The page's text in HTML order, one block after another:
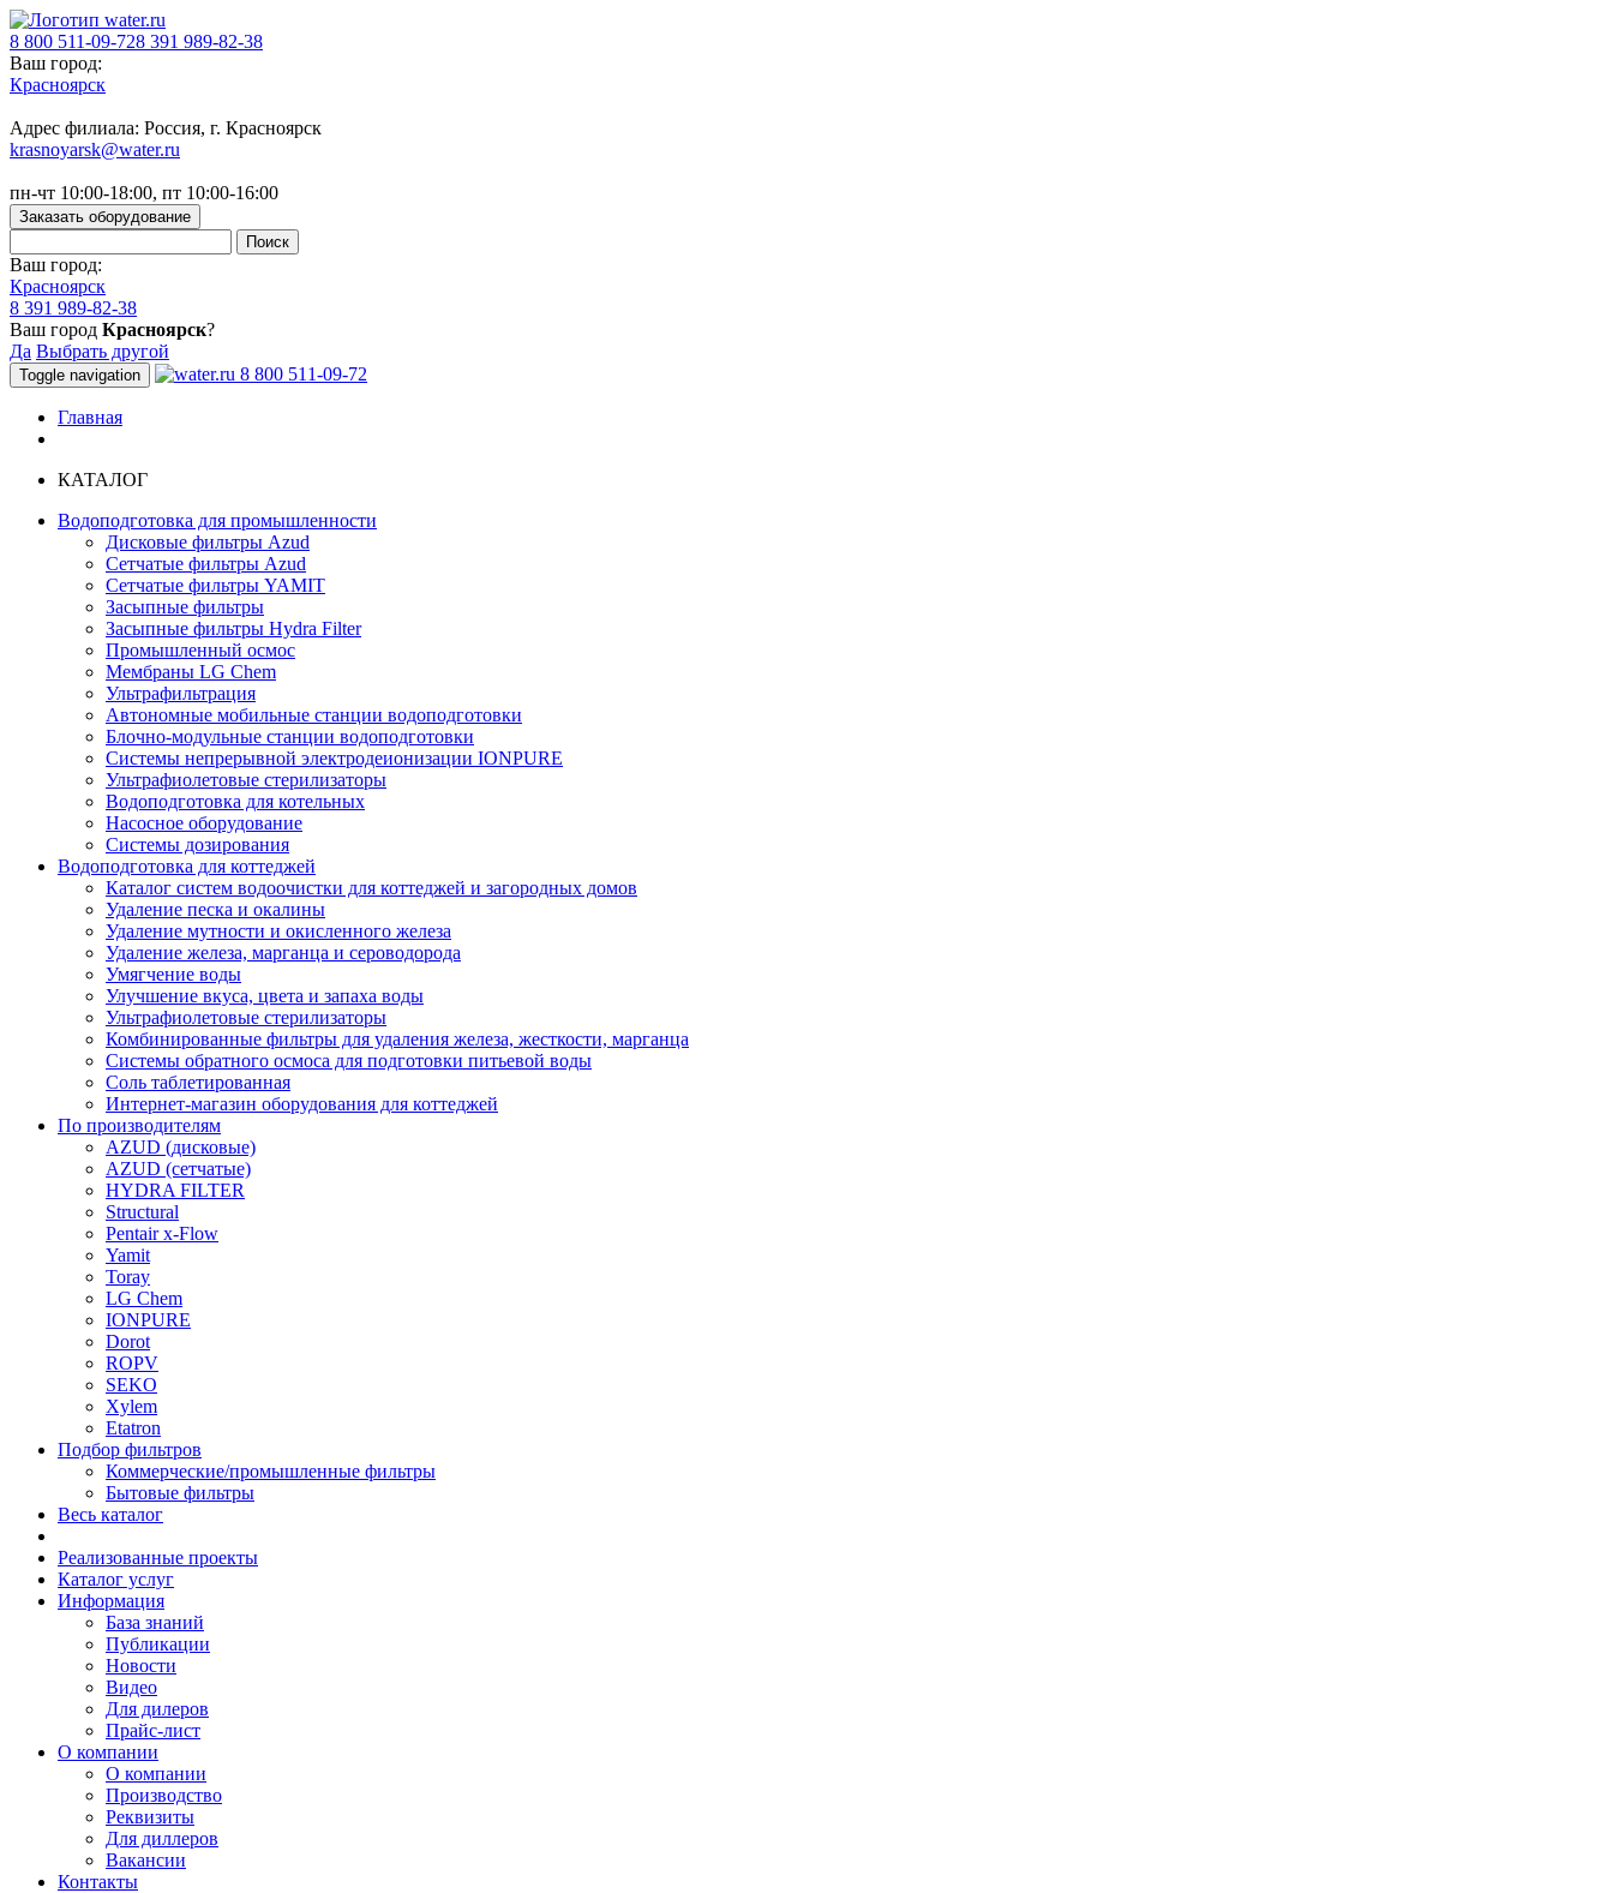
8 800 511-09-728 391 989-82-38
Ваш город:
Красноярск
Адрес филиала: Россия, г. Красноярск
krasnoyarsk@water.ru
пн-чт 10:00-18:00, пт 10:00-16:00
Заказать оборудование
Ваш город:
Красноярск
8 391 989-82-38
Ваш город Красноярск?
Да Выбрать другой
Toggle navigation 8 800 511-09-72
Главная
КАТАЛОГ
Водоподготовка для промышленности
Дисковые фильтры Azud
Сетчатые фильтры Azud
Сетчатые фильтры YAMIT
Засыпные фильтры
Засыпные фильтры Hydra Filter
Промышленный осмос
Мембраны LG Chem
Ультрафильтрация
Автономные мобильные станции водоподготовки
Блочно-модульные станции водоподготовки
Системы непрерывной электродеионизации IONPURE
Ультрафиолетовые стерилизаторы
Водоподготовка для котельных
Насосное оборудование
Системы дозирования
Водоподготовка для коттеджей
Каталог систем водоочистки для коттеджей и загородных домов
Удаление песка и окалины
Удаление мутности и окисленного железа
Удаление железа, марганца и сероводорода
Умягчение воды
Улучшение вкуса, цвета и запаха воды
Ультрафиолетовые стерилизаторы
Комбинированные фильтры для удаления железа, жесткости, марганца
Системы обратного осмоса для подготовки питьевой воды
Соль таблетированная
Интернет-магазин оборудования для коттеджей
По производителям
AZUD (дисковые)
AZUD (сетчатые)
HYDRA FILTER
Structural
Pentair x-Flow
Yamit
Toray
LG Chem
IONPURE
Dorot
ROPV
SEKO
Xylem
Etatron
Подбор фильтров
Коммерческие/промышленные фильтры
Бытовые фильтры
Весь каталог
Реализованные проекты
Каталог услуг
Информация
База знаний
Публикации
Новости
Видео
Для дилеров
Прайс-лист
О компании
О компании
Производство
Реквизиты
Для диллеров
Вакансии
Контакты